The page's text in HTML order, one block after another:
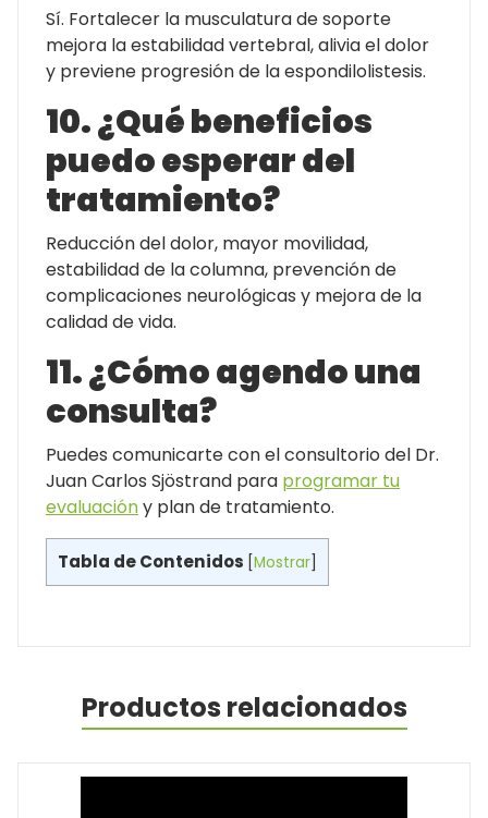
Sí. Fortalecer la musculatura de soporte
mejora la estabilidad vertebral, alivia el dolor
y previene progresión de la espondilolistesis.
10. ¿Qué beneficios
puedo esperar del
tratamiento?
Reducción del dolor, mayor movilidad,
estabilidad de la columna, prevención de
complicaciones neurológicas y mejora de la
calidad de vida.
11. ¿Cómo agendo una
consulta?
Puedes comunicarte con el consultorio del Dr.
Juan Carlos Sjöstrand para programar tu
evaluacióny plan de tratamiento.
Tabla de Contenidos [Mostrar]
Productos relacionados